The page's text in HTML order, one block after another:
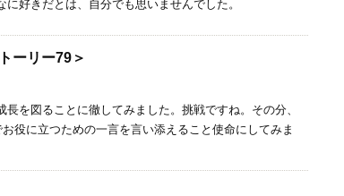
好きだとは、自分でも思いませんでした。
ーリー79＞
を図ることに徹してみました。挑戦ですね。その分、
役に立つための一言を言い添えること使命にしてみま